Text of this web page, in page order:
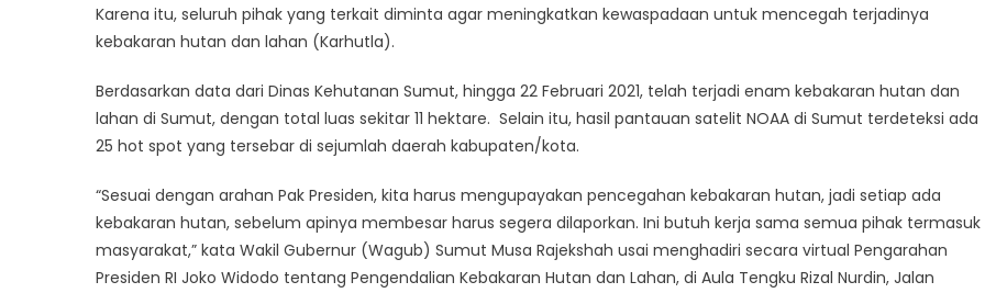
Karena itu, seluruh pihak yang terkait diminta agar meningkatkan kewaspadaan untuk mencegah terjadinya
kebakaran hutan dan lahan (Karhutla).
Berdasarkan data dari Dinas Kehutanan Sumut, hingga 22 Februari 2021, telah terjadi enam kebakaran hutan dan
lahan di Sumut, dengan total luas sekitar 11 hektare. Selain itu, hasil pantauan satelit NOAA di Sumut terdeteksi ada
25 hot spot yang tersebar di sejumlah daerah kabupaten/kota.
“Sesuai dengan arahan Pak Presiden, kita harus mengupayakan pencegahan kebakaran hutan, jadi setiap ada
kebakaran hutan, sebelum apinya membesar harus segera dilaporkan. Ini butuh kerja sama semua pihak termasuk
masyarakat,” kata Wakil Gubernur (Wagub) Sumut Musa Rajekshah usai menghadiri secara virtual Pengarahan
Presiden RI Joko Widodo tentang Pengendalian Kebakaran Hutan dan Lahan, di Aula Tengku Rizal Nurdin, Jalan